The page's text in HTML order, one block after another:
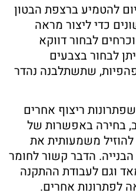
להטמיע ברצפת הבטון
כדי ליצור מראה
לבחור דווקא
לבחור בצבעים
שתשתלבנה נהדר
ריצוף אחרים
בחירה באפשרות של
להוזיל משמעותית את
הדבר קשור לחומר
וגם לעבודת ההתקנה
לפתרונות אחרים.